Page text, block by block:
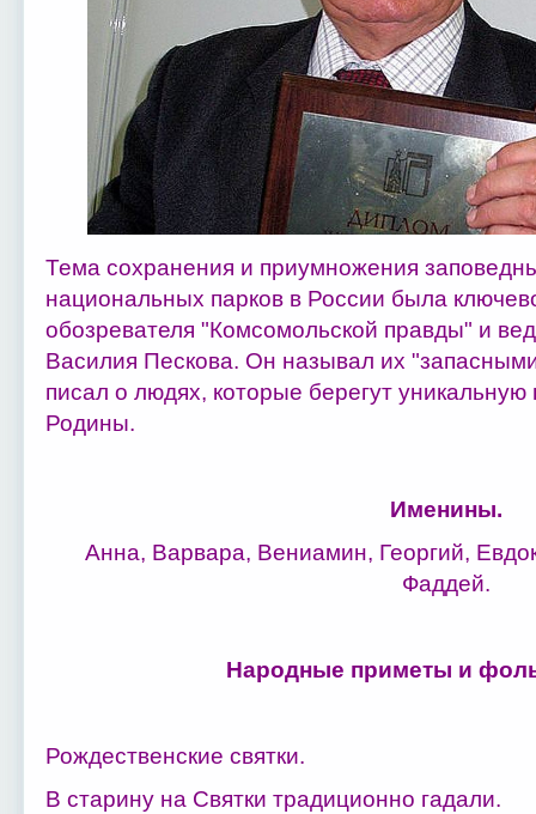
Тема сохранения и приумножения
национальных парков в России была
обозревателя "Комсомольской правды" и
Василия Пескова. Он называл их
писал о людях, которые берегут
Родины.
Именины.
Анна, Варвара, Вениамин, Георгий,
Фаддей.
Народные приметы и
Рождественские святки.
В старину на Святки традиционно гадали.